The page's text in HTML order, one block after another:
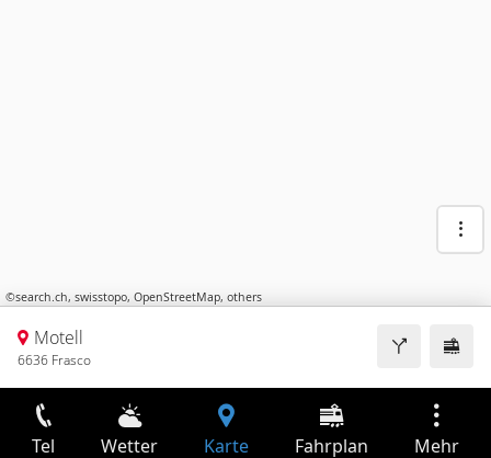
©search.ch, swisstopo, OpenStreetMap, others
Motell
6636 Frasco
Tel Wetter Karte Fahrplan Mehr